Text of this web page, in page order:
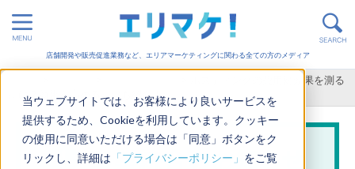
当ウェブサイトでは、お客様により良いサービスを
提供するため、Cookieを利用しています。クッキー
の使用に同意いただける場合は「同意」ボタンをク
リックし、詳細は 「プライバシーポリシー」 をご覧
店舗開発や販売促進業務など、エリアマーケティングに関わる全ての方のメディア
ポスティングの費用対効果を測る
には？効果を高めるコツも紹介！